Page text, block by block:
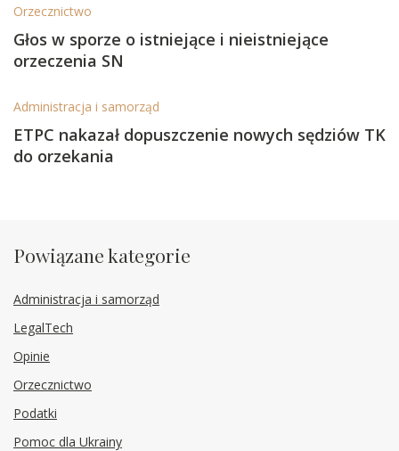
Orzecznictwo
Głos w sporze o istniejące i nieistniejące
orzeczenia SN
Administracja i samorząd
ETPC nakazał dopuszczenie nowych sędziów TK
do orzekania
Powiązane kategorie
Administracja i samorząd
LegalTech
Opinie
Orzecznictwo
Podatki
Pomoc dla Ukrainy